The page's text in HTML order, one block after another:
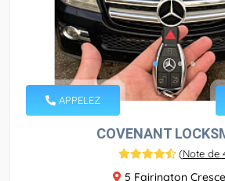
APPELEZ
COVENANT
(Note de
5 Fairington